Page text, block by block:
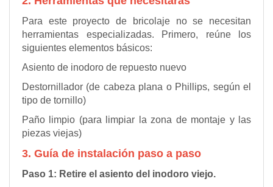
Para este proyecto de bricolaje no se necesitan
herramientas especializadas. Primero, reúne los
siguientes elementos básicos:
Asiento de inodoro de repuesto nuevo
Destornillador (de cabeza plana o Phillips, según el
tipo de tornillo)
Paño limpio (para limpiar la zona de montaje y las
piezas viejas)
3. Guía de instalación paso a paso
Paso 1: Retire el asiento del inodoro viejo.